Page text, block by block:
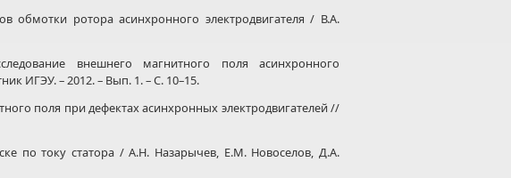
обмотки ротора асинхронного электродвигателя / В.А.
внешнего магнитного поля асинхронного
ИГЭУ. – 2012. – Вып. 1. – С. 10–15.
поля при дефектах асинхронных электродвигателей //
по току статора / А.Н. Назарычев, Е.М. Новоселов, Д.А.